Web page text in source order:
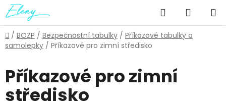
Přejít
na
obsah
Hledat
KOŠÍK
Domů
/ BOZP / Bezpečnostní tabulky / Příkazové tabulky a
samolepky / Příkazové pro zimní středisko
Příkazové pro zimní
středisko